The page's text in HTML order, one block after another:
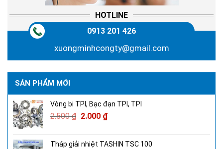
HOTLINE
0913 201 426
xuongminhcongty@gmail.com
SẢN PHẨM MỚI
Vòng bi TPI, Bạc đạn TPI, TPI
2.500₫ 2.000 ₫
Tháp giải nhiệt TASHIN TSC 100